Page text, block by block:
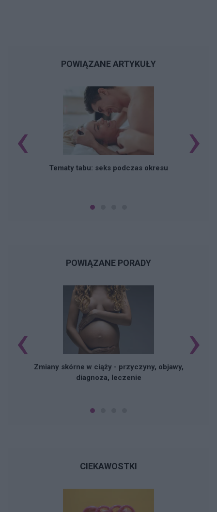
POWIĄZANE ARTYKUŁY
Tematy tabu: seks podczas okresu
‹ ›
POWIĄZANE PORADY
Zmiany skórne w ciąży - przyczyny, objawy,
diagnoza, leczenie
‹ ›
CIEKAWOSTKI